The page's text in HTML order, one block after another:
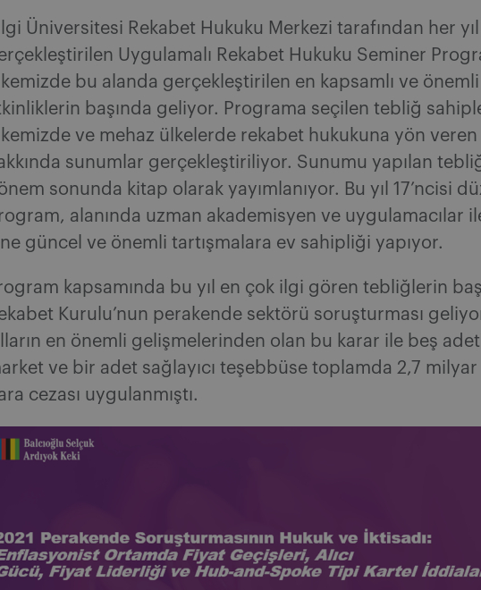
Üniversitesi Rekabet Hukuku Merkezi tarafından her yıl
Uygulamalı Rekabet Hukuku Seminer
bu alanda gerçekleştirilen en kapsamlı ve önemli
başında geliyor. Programa seçilen tebliğ
ve mehaz ülkelerde rekabet hukukuna yön
sunumlar gerçekleştiriliyor. Sunumu yapılan
sonunda kitap olarak yayımlanıyor. Bu yıl 17’ncisi
alanında uzman akademisyen ve uygulamacılar
güncel ve önemli tartışmalara ev sahipliği yapıyor.
kapsamında bu yıl en çok ilgi gören tebliğlerin
Kurulu’nun perakende sektörü soruşturması
en önemli gelişmelerinden olan bu karar ile beş
ve bir adet sağlayıcı teşebbüse toplamda 2,7 milyar
cezası uygulanmıştı.